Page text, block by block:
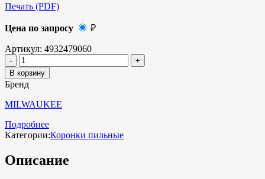
Печать (PDF)
Цена по запросу ₽
Артикул: 4932479060
В корзину
Бренд
MILWAUKEE
Подробнее
Категории:Коронки пильные
Описание